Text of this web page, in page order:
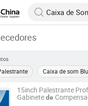
Caixa de som
15inch Palestrante
Gabinetede
LIMITED